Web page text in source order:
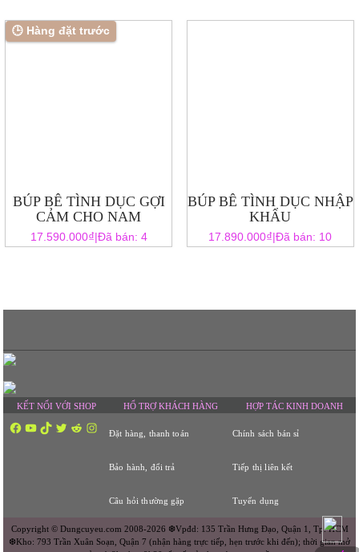
🕒 Hàng đặt trước
BÚP BÊ TÌNH DỤC GỢI
CẢM CHO NAM
17.590.000₫|Đã bán: 4
BÚP BÊ TÌNH DỤC NHẬP
KHẨU
17.890.000₫|Đã bán: 10
KẾT NỐI VỚI SHOP
Facebook
YouTube
TikTokTwitterRedditInstagram
HỔ TRỢ KHÁCH HÀNG
Đặt hàng, thanh toán
Bảo hành, đổi trả
Câu hỏi thường gặp
HỢP TÁC KINH DOANH
Chính sách bán sỉ
Tiếp thị liên kết
Tuyển dụng
Copyright © Dungcuyeu.com 2008-2026 ❆Vpđd: 135 Trần Hưng Đạo, Quận 1, Tp. HCM
❆Kho: 793 Trần Xuân Soạn, Quận 7 (nhận hàng trực tiếp, hẹn trước khi đến); thời gian mở